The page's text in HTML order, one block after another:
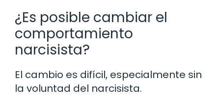
¿Es posible cambiar el
comportamiento
narcisista?
El cambio es difícil, especialmente sin
la voluntad del narcisista.